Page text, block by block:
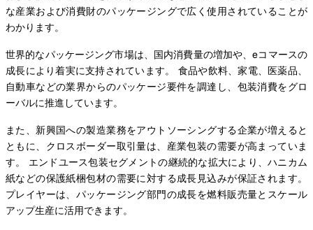
な産業および消費財のパッケージングで広く使用されていることが
わかります。
世界的なパッケージング市場は、国内消費量の増加や、eコマースの
成長により着実に支持されています。 食品や飲料、家電、医薬品、
自動車などの業界からのパッケージ要件を調達し、包装消費をグロ
ーバルに推進しています。
また、新興国への製造業務をアウトソーシングする企業が増えると
ともに、クロスボーダー取引量は、産業包装の需要が高まっていま
す。 エンドユース包装セグメントの継続的な拡大により、ハニカム
紙などの保護紙梱包材の需要に対する成長見込みが保証されます。
プレイヤーは、パッケージング部門の成長を燃料販売量とスケール
アップ生産に活用できます。